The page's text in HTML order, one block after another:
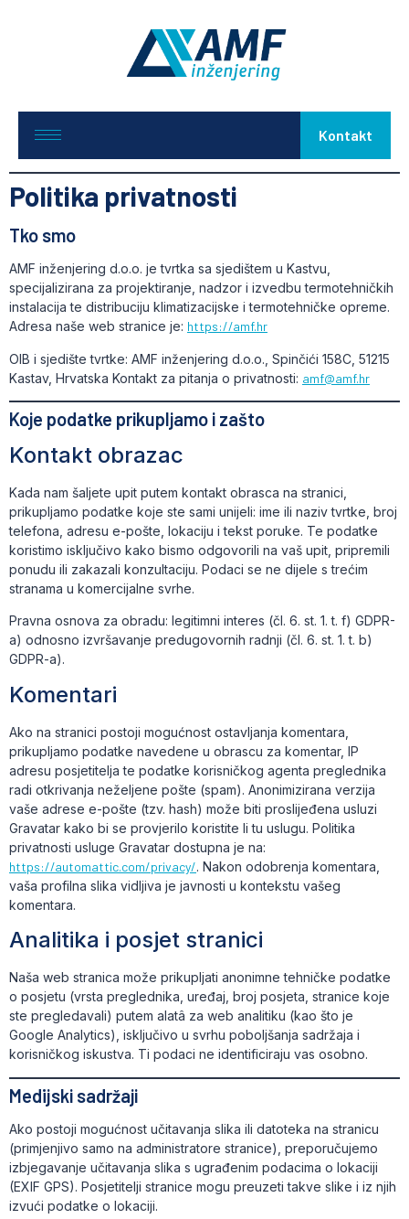
Kontakt
Politika privatnosti
Tko smo
AMF inženjering d.o.o. je tvrtka sa sjedištem u Kastvu,
specijalizirana za projektiranje, nadzor i izvedbu termotehničkih
instalacija te distribuciju klimatizacijske i termotehničke opreme.
Adresa naše web stranice je: https://amf.hr
OIB i sjedište tvrtke: AMF inženjering d.o.o., Spinčići 158C, 51215
Kastav, Hrvatska Kontakt za pitanja o privatnosti: amf@amf.hr
Koje podatke prikupljamo i zašto
Kontakt obrazac
Kada nam šaljete upit putem kontakt obrasca na stranici,
prikupljamo podatke koje ste sami unijeli: ime ili naziv tvrtke, broj
telefona, adresu e-pošte, lokaciju i tekst poruke. Te podatke
koristimo isključivo kako bismo odgovorili na vaš upit, pripremili
ponudu ili zakazali konzultaciju. Podaci se ne dijele s trećim
stranama u komercijalne svrhe.
Pravna osnova za obradu: legitimni interes (čl. 6. st. 1. t. f) GDPR-
a) odnosno izvršavanje predugovornih radnji (čl. 6. st. 1. t. b)
GDPR-a).
Komentari
Ako na stranici postoji mogućnost ostavljanja komentara,
prikupljamo podatke navedene u obrascu za komentar, IP
adresu posjetitelja te podatke korisničkog agenta preglednika
radi otkrivanja neželjene pošte (spam). Anonimizirana verzija
vaše adrese e-pošte (tzv. hash) može biti proslijeđena usluzi
Gravatar kako bi se provjerilo koristite li tu uslugu. Politika
privatnosti usluge Gravatar dostupna je na:
https://automattic.com/privacy/. Nakon odobrenja komentara,
vaša profilna slika vidljiva je javnosti u kontekstu vašeg
komentara.
Analitika i posjet stranici
Naša web stranica može prikupljati anonimne tehničke podatke
o posjetu (vrsta preglednika, uređaj, broj posjeta, stranice koje
ste pregledavali) putem alatâ za web analitiku (kao što je
Google Analytics), isključivo u svrhu poboljšanja sadržaja i
korisničkog iskustva. Ti podaci ne identificiraju vas osobno.
Medijski sadržaji
Ako postoji mogućnost učitavanja slika ili datoteka na stranicu
(primjenjivo samo na administratore stranice), preporučujemo
izbjegavanje učitavanja slika s ugrađenim podacima o lokaciji
(EXIF GPS). Posjetitelji stranice mogu preuzeti takve slike i iz njih
izvući podatke o lokaciji.